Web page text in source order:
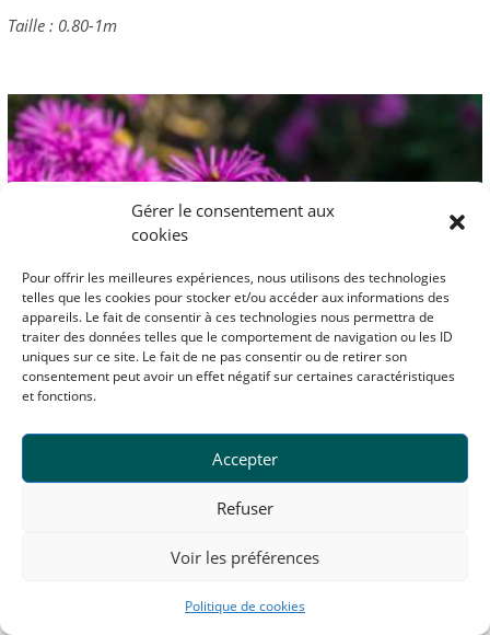
Gérer le consentement aux
cookies
Pour offrir les meilleures expériences, nous utilisons des technologies
telles que les cookies pour stocker et/ou accéder aux informations des
appareils. Le fait de consentir à ces technologies nous permettra de
traiter des données telles que le comportement de navigation ou les ID
uniques sur ce site. Le fait de ne pas consentir ou de retirer son
consentement peut avoir un effet négatif sur certaines caractéristiques
et fonctions.
Accepter
Refuser
Voir les préférences
Politique de cookies
Taille : 0.80-1m